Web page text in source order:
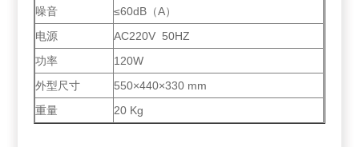
噪音
≤60dB（A）
电源
AC220V 50HZ
功率
120W
外型尺寸
550×440×330 mm
重量
20 Kg